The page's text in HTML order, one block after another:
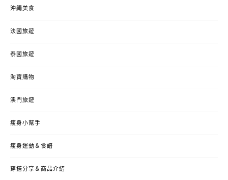
沖繩美食
法國旅遊
泰國旅遊
淘寶購物
澳門旅遊
瘦身小幫手
瘦身運動＆食譜
穿搭分享＆商品介紹